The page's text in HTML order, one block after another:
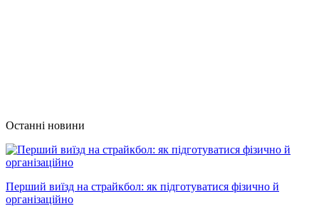
Останні новини
Перший виїзд на страйкбол: як підготуватися фізично й
організаційно